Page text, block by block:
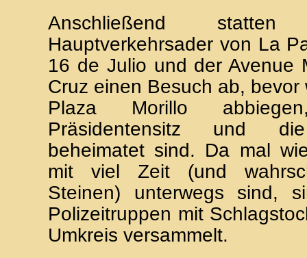
Anschließend
Hauptverkehrsader von La
16 de Julio und der Avenue
Cruz einen Besuch ab, bevor
Plaza Morillo
Präsidentensitz und
beheimatet sind. Da mal
mit viel Zeit (und
Steinen) unterwegs sind,
Polizeitruppen mit
Umkreis versammelt.